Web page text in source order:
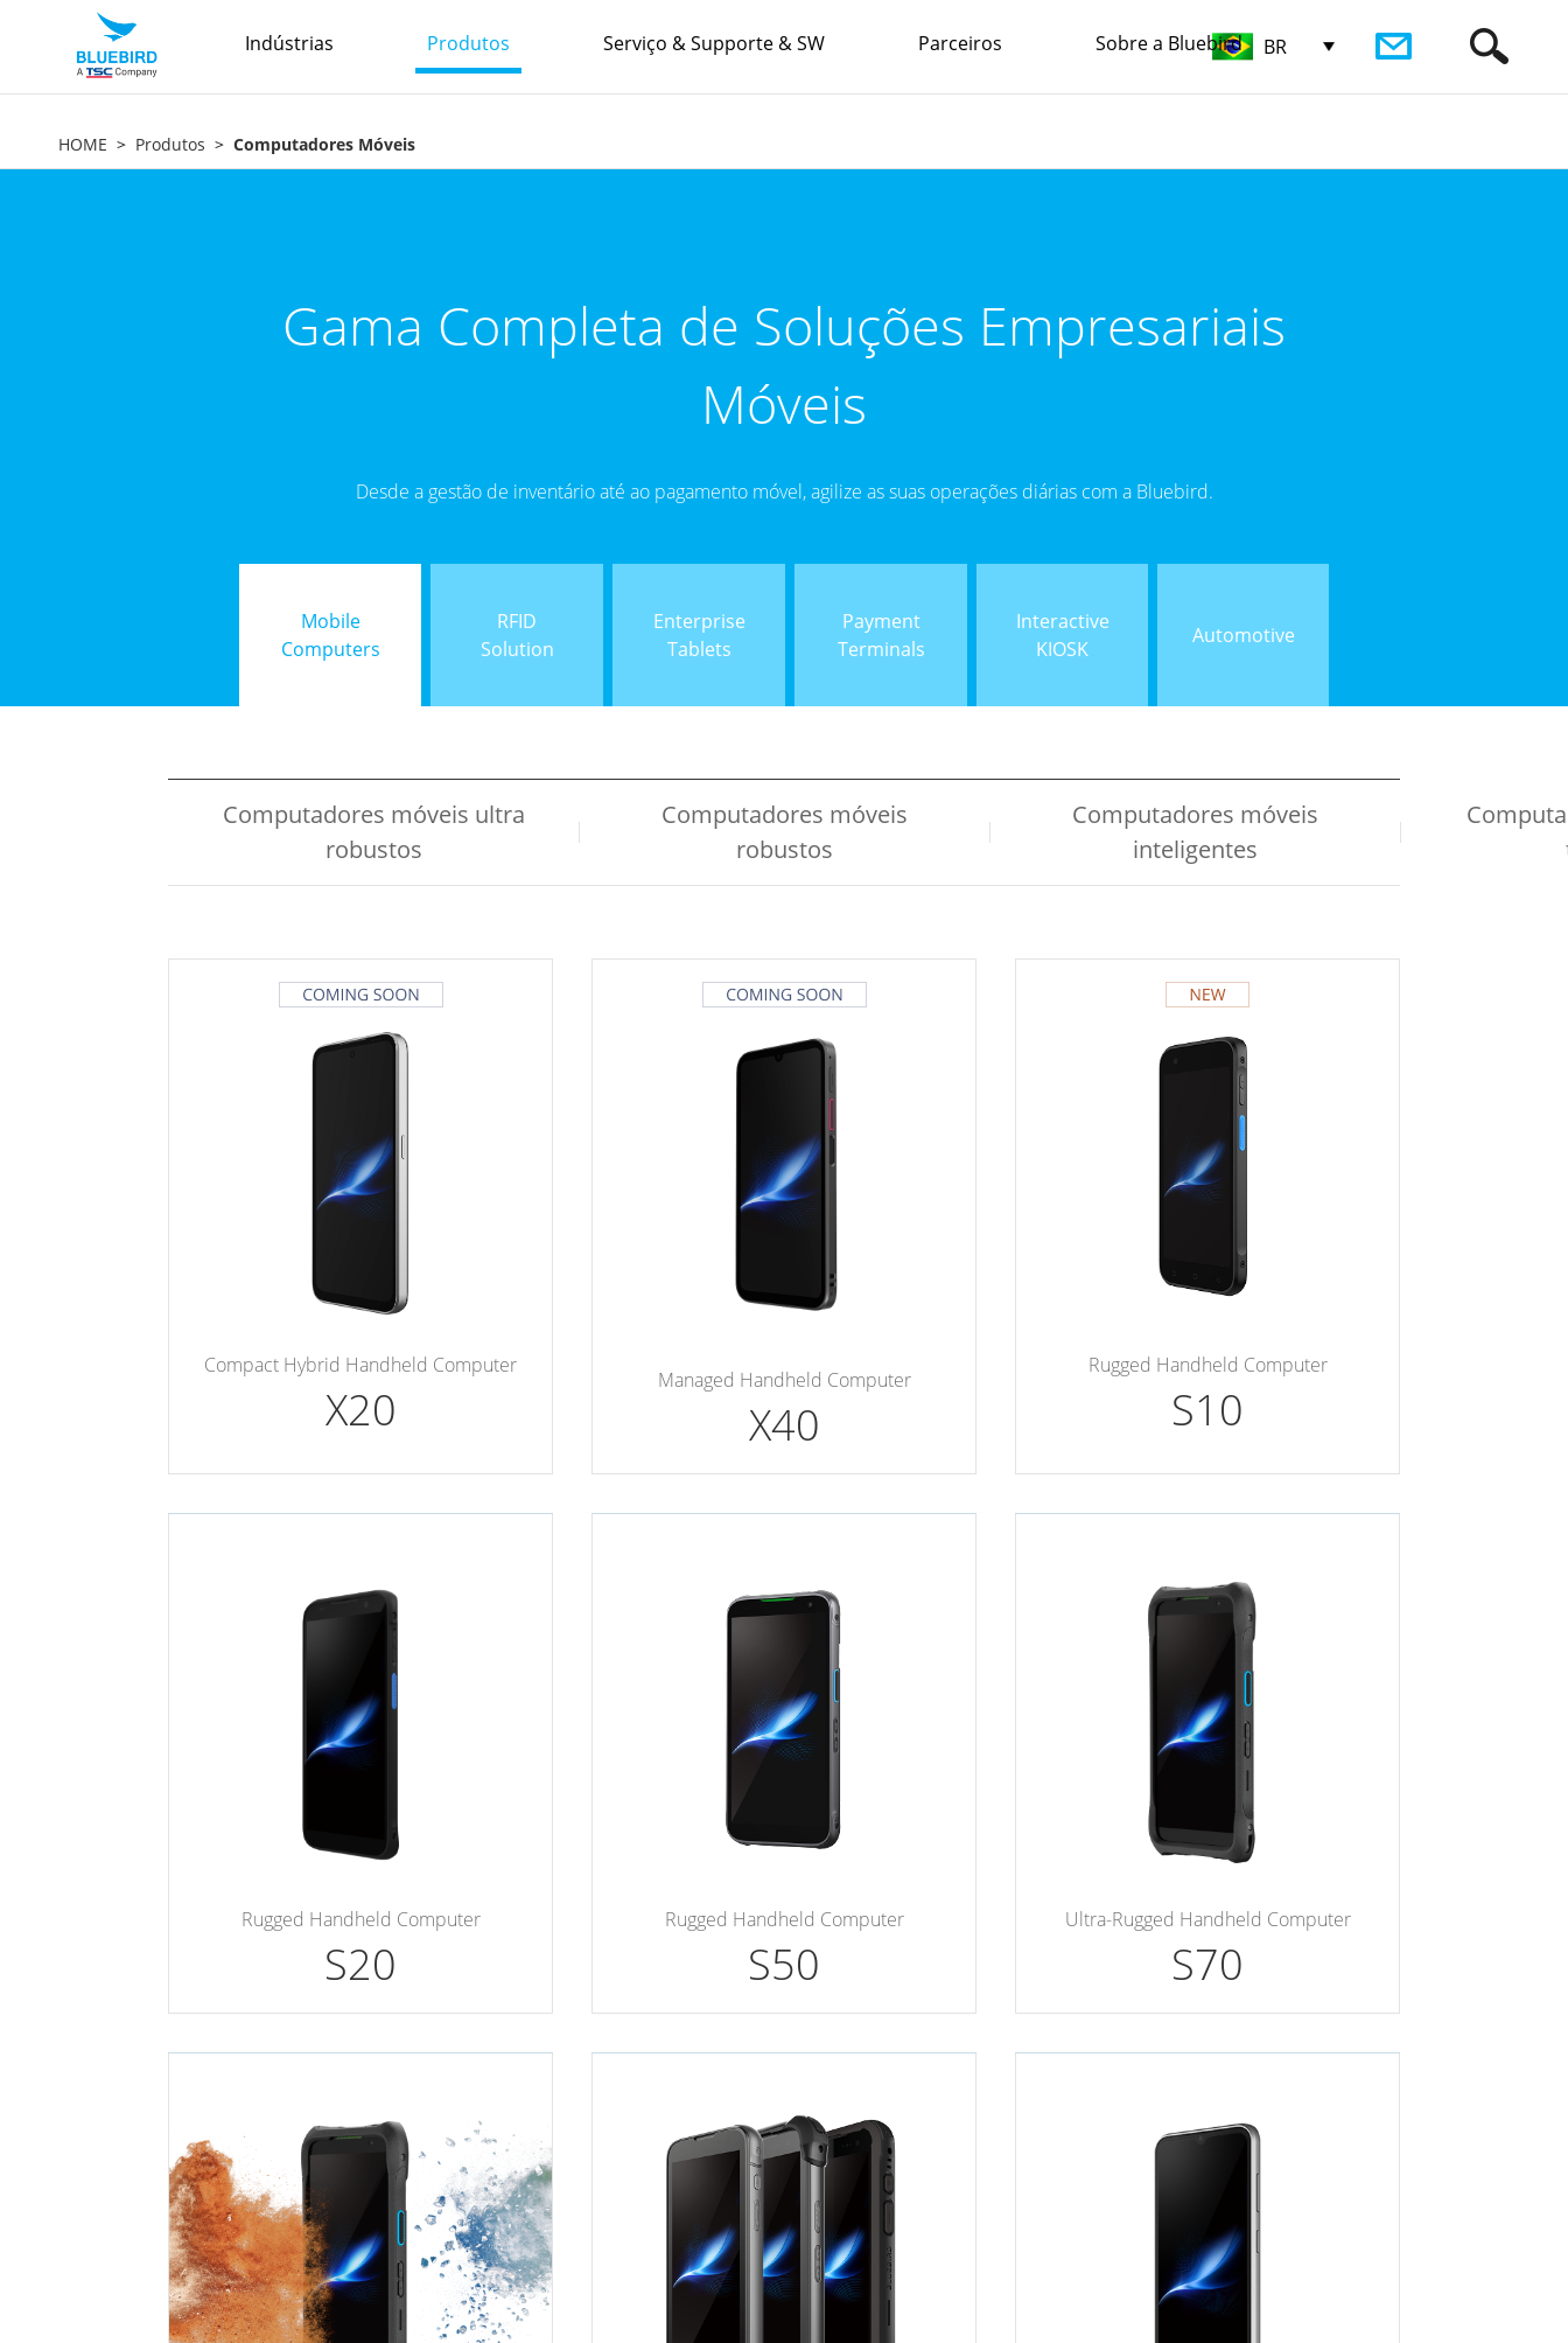
Indústrias Produtos Serviço & Supporte & SW Parceiros Sobre a Bluebird BR
HOME Produtos Computadores Móveis
Gama Completa de Soluções Empresariais
Móveis
Desde a gestão de inventário até ao pagamento móvel, agilize as suas operações diárias com a Bluebird.
Mobile
Computers
RFID
Solution
Enterprise
Tablets
Payment
Terminals
Interactive
KIOSK
Automotive
Computadores móveis ultra
robustos
Computadores móveis
robustos
Computadores móveis
inteligentes
Compact Hybrid Handheld Computer
X20
Managed Handheld Computer
X40
Rugged Handheld Computer
S10
Rugged Handheld Computer
S20
Rugged Handheld Computer
S50
Ultra-Rugged Handheld Computer
S70